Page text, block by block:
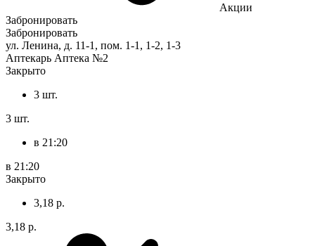
Акции
Забронировать
Забронировать
ул. Ленина, д. 11-1, пом. 1-1, 1-2, 1-3
Аптекарь Аптека №2
Закрыто
3 шт.
3 шт.
в 21:20
в 21:20
Закрыто
3,18 р.
3,18 р.